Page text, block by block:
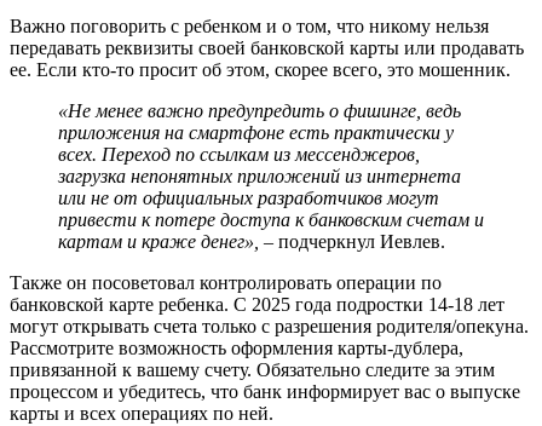
Важно поговорить с ребенком и о том, что никому нельзя
передавать реквизиты своей банковской карты или продавать
ее. Если кто-то просит об этом, скорее всего, это мошенник.
«Не менее важно предупредить о фишинге, ведь
приложения на смартфоне есть практически у
всех. Переход по ссылкам из мессенджеров,
загрузка непонятных приложений из интернета
или не от официальных разработчиков могут
привести к потере доступа к банковским счетам и
картам и краже денег», – подчеркнул Иевлев.
Также он посоветовал контролировать операции по
банковской карте ребенка. С 2025 года подростки 14-18 лет
могут открывать счета только с разрешения родителя/опекуна.
Рассмотрите возможность оформления карты-дублера,
привязанной к вашему счету. Обязательно следите за этим
процессом и убедитесь, что банк информирует вас о выпуске
карты и всех операциях по ней.